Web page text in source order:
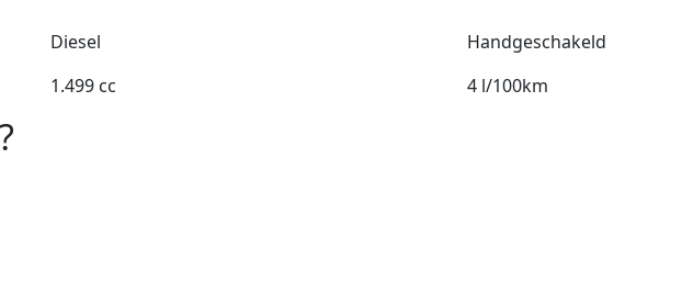
Diesel
Handgeschakeld
1.499 cc
4 l/100km